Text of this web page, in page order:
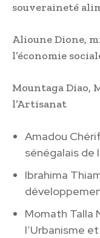
souveraineté
Alioune Dione,
l’économie
Mountaga Diao,
l’Artisanat
Amadou
sénégalais de
Ibrahima
Momath Talla
l’Urbanisme